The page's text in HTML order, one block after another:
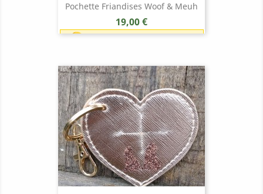
Pochette Friandises Woof & Meuh
Prix
19,00 €
Earn 1 point each 1,00 € (19